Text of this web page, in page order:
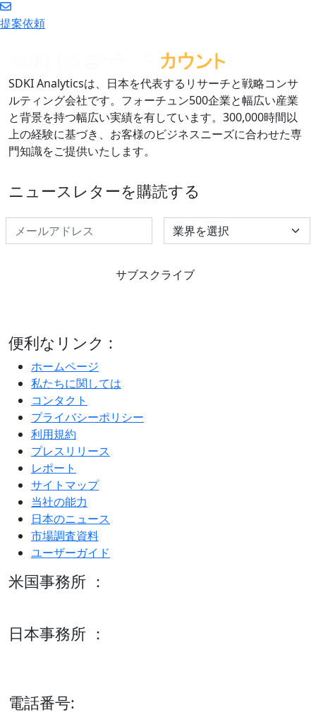
提案依頼
SDKI Analyticsは、日本を代表するリサーチと戦略コンサ
ルティング会社です。フォーチュン500企業と幅広い産業
と背景を持つ幅広い実績を有しています。300,000時間以
上の経験に基づき、お客様のビジネスニーズに合わせた専
門知識をご提供いたします。
ニュースレターを購読する
Select Industry
サブスクライブ
便利なリンク :
ホームページ
私たちに関しては
コンタクト
プライバシーポリシー
利用規約
プレスリリース
レポート
サイトマップ
当社の能力
日本のニュース
市場調査資料
ユーザーガイド
米国事務所 ：
日本事務所 ：
電話番号: